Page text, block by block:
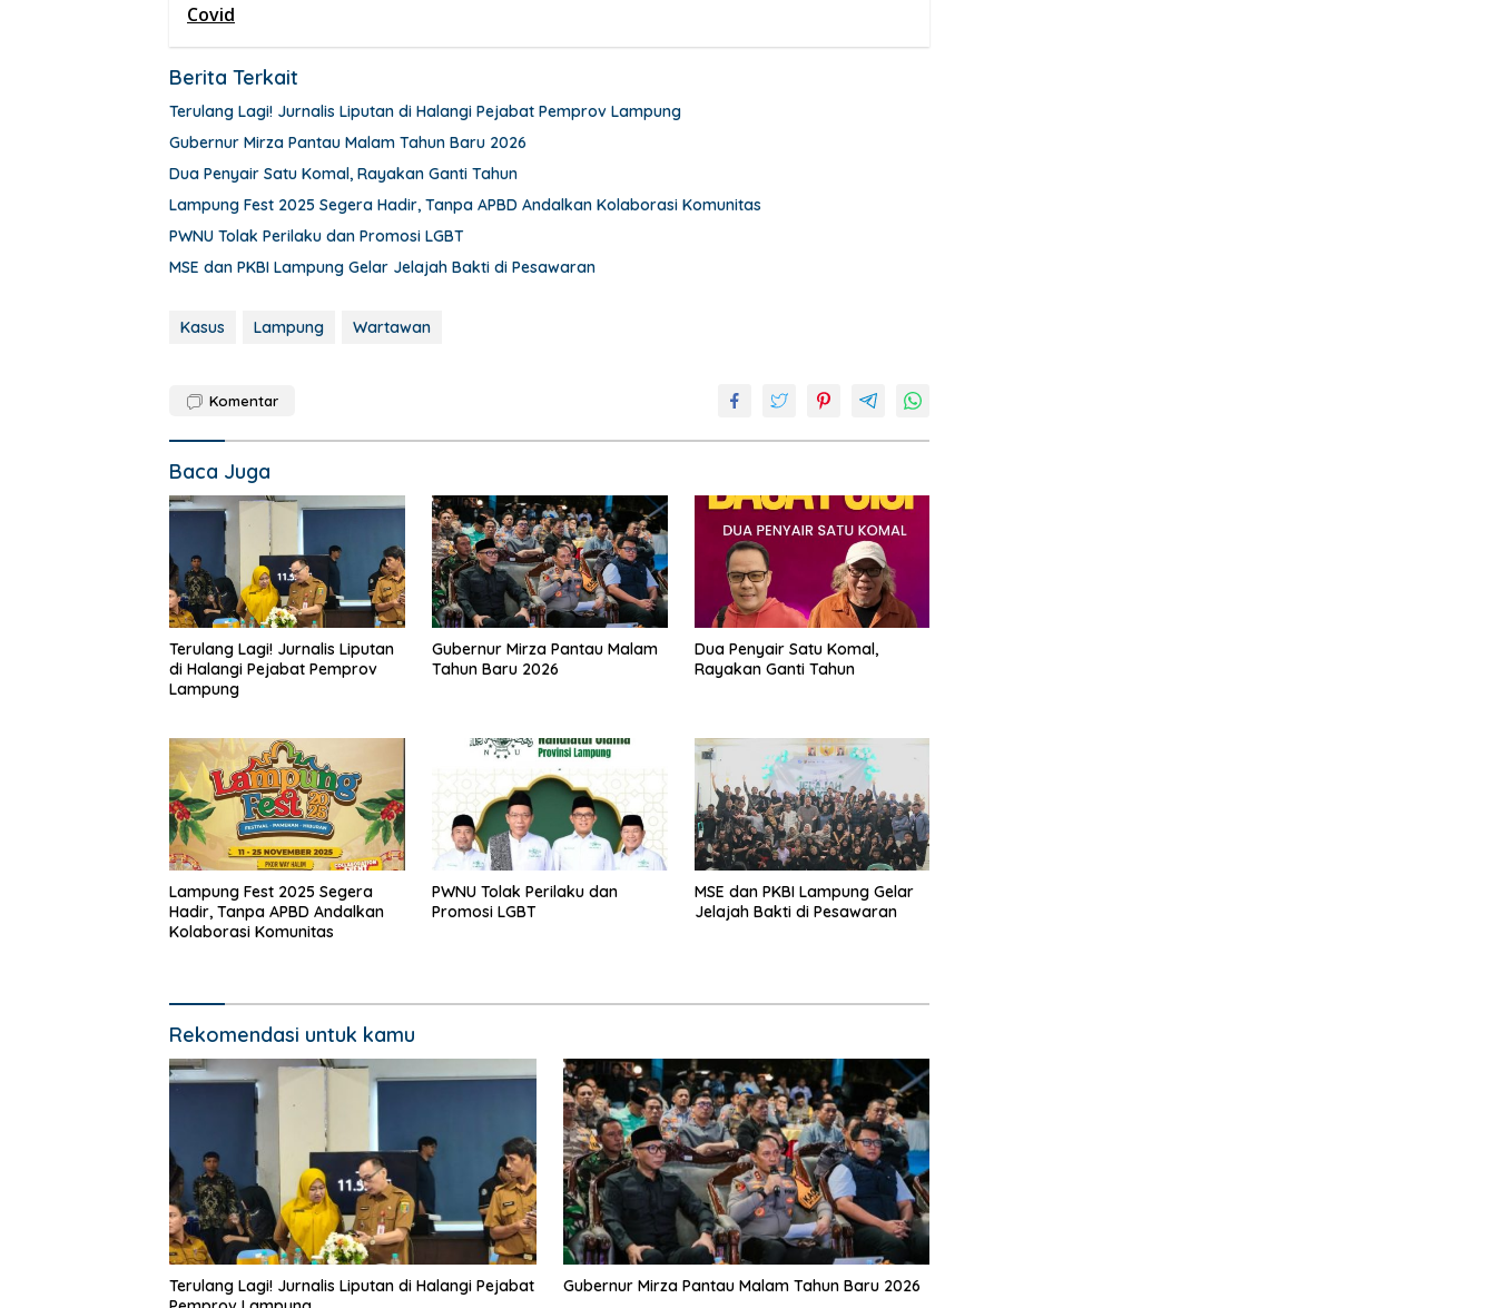
Covid
Berita Terkait
Terulang Lagi! Jurnalis Liputan di Halangi Pejabat Pemprov Lampung
Gubernur Mirza Pantau Malam Tahun Baru 2026
Dua Penyair Satu Komal, Rayakan Ganti Tahun
Lampung Fest 2025 Segera Hadir, Tanpa APBD Andalkan Kolaborasi Komunitas
PWNU Tolak Perilaku dan Promosi LGBT
MSE dan PKBI Lampung Gelar Jelajah Bakti di Pesawaran
Kasus Lampung Wartawan
Komentar
Baca Juga
Terulang Lagi! Jurnalis Liputan
di Halangi Pejabat Pemprov
Lampung
Gubernur Mirza Pantau Malam
Tahun Baru 2026
Dua Penyair Satu Komal,
Rayakan Ganti Tahun
Lampung Fest 2025 Segera
Hadir, Tanpa APBD Andalkan
Kolaborasi Komunitas
PWNU Tolak Perilaku dan
Promosi LGBT
MSE dan PKBI Lampung Gelar
Jelajah Bakti di Pesawaran
Rekomendasi untuk kamu
Terulang Lagi! Jurnalis Liputan di Halangi Pejabat
Gubernur Mirza Pantau Malam Tahun Baru 2026